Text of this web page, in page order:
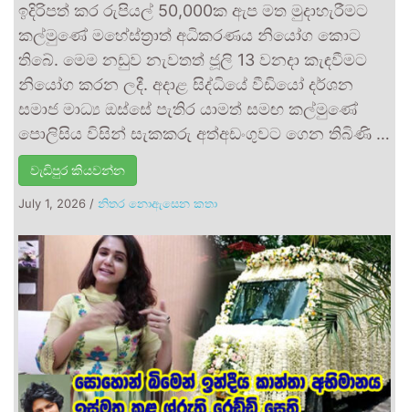
ඉදිරිපත් කර රුපියල් 50,000ක ඇප මත මුදාහැරීමට
කල්මුණේ මහේස්ත්‍රාත් අධිකරණය නියෝග කොට
තිබේ. මෙම නඩුව නැවතත් ජූලි 13 වනදා කැඳවීමට
නියෝග කරන ලදී. අදාළ සිද්ධියේ වීඩියෝ දර්ශන
සමාජ මාධ්‍ය ඔස්සේ පැතිර යාමත් සමඟ කල්මුණේ
පොලිසිය විසින් සැකකරු අත්අඩංගුවට ගෙන තිබිණි …
වැඩිපුර කියවන්න
July 1, 2026 / නිතර නොඇසෙන කතා